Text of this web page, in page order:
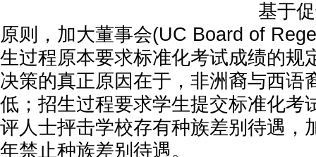
基于促
原则，加大董事会(UC Board of
生过程原本要求标准化考试成绩的规
决策的真正原因在于，非洲裔与西语
低；招生过程要求学生提交标准化考
评人士抨击学校存有种族差别待遇，
年禁止种族差别待遇。